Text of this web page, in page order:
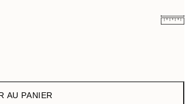
43,45 €
AU PANIER